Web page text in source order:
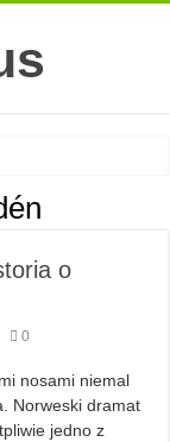
oswoić się ze
o
0
nosami niemal
Norweski dramat
jedno z